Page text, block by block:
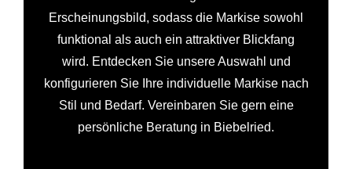
Erscheinungsbild, sodass die Markise sowohl
funktional als auch ein attraktiver Blickfang
wird. Entdecken Sie unsere Auswahl und
konfigurieren Sie Ihre individuelle Markise nach
Stil und Bedarf. Vereinbaren Sie gern eine
persönliche Beratung in Biebelried.